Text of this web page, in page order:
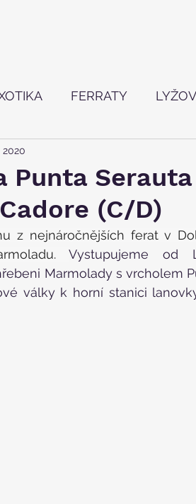
FERRATY
Punta
(C/D)
2020
z nejnáročnějších ferat v
Vystupujeme
Marmolady s vrcholem
války k horní stanici